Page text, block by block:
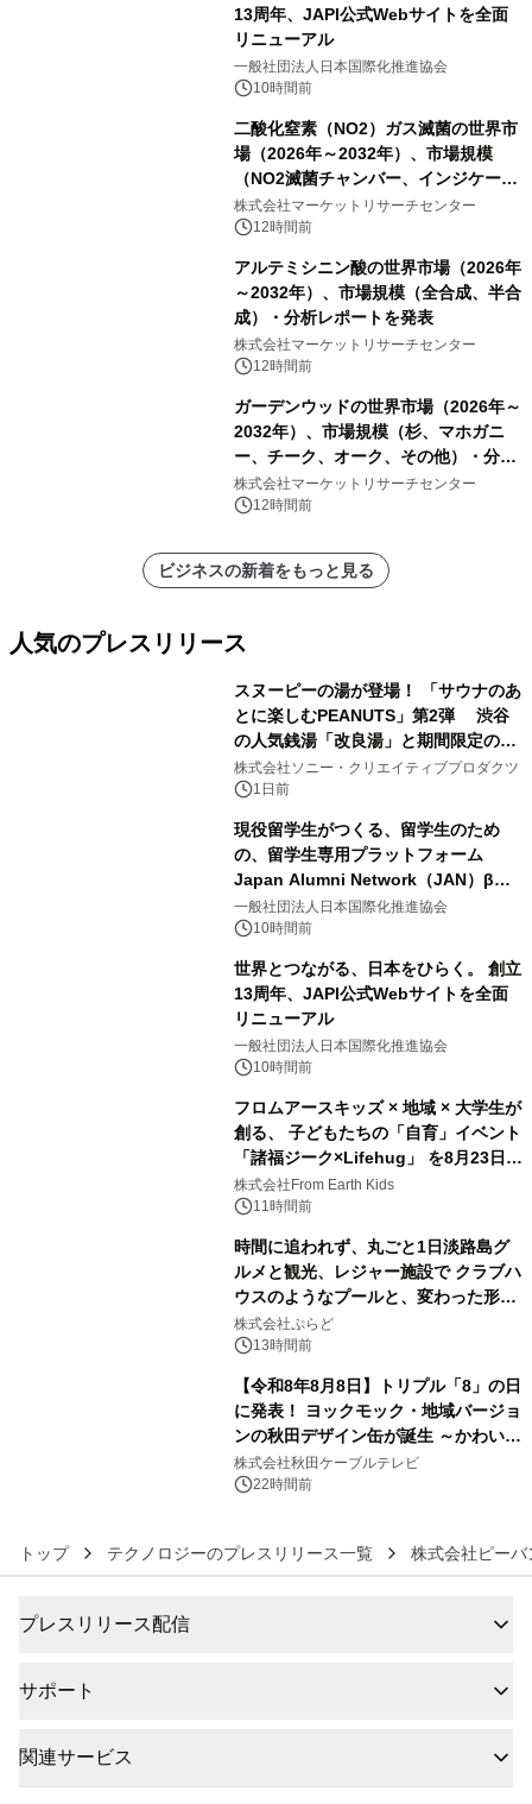
13周年、JAPI公式Webサイトを全面
リニューアル
一般社団法人日本国際化推進協会
10時間前
二酸化窒素（NO2）ガス滅菌の世界市
場（2026年～2032年）、市場規模
（NO2滅菌チャンバー、インジケータ
ーおよびモニタリングシステム、その
他）・分析レポートを発表
株式会社マーケットリサーチセンター
12時間前
アルテミシニン酸の世界市場（2026年
～2032年）、市場規模（全合成、半合
成）・分析レポートを発表
株式会社マーケットリサーチセンター
12時間前
ガーデンウッドの世界市場（2026年～
2032年）、市場規模（杉、マホガニ
ー、チーク、オーク、その他）・分析
レポートを発表
株式会社マーケットリサーチセンター
12時間前
ビジネスの新着をもっと見る
人気のプレスリリース
スヌーピーの湯が登場！ 「サウナのあ
とに楽しむPEANUTS」第2弾 渋谷
の人気銭湯「改良湯」と期間限定のコ
ラボレーション サウナイキタイコラ
ボグッズも発売決定！
株式会社ソニー・クリエイティブプロダクツ
1日前
現役留学生がつくる、留学生のため
の、留学生専用プラットフォーム
Japan Alumni Network（JAN）β版
をリリース
一般社団法人日本国際化推進協会
10時間前
世界とつながる、日本をひらく。 創立
13周年、JAPI公式Webサイトを全面
リニューアル
一般社団法人日本国際化推進協会
10時間前
フロムアースキッズ × 地域 × 大学生が
創る、 子どもたちの「自育」イベント
「諸福ジーク×Lifehug」 を8月23日
(日)開催
株式会社From Earth Kids
11時間前
時間に追われず、丸ごと1日淡路島グ
ルメと観光、レジャー施設で クラブハ
ウスのようなプールと、変わった形の
サウナも 「THE BOXY AWAJI」のお
得な素泊まり連泊プランで
株式会社ぷらど
13時間前
【令和8年8月8日】トリプル「8」の日
に発表！ ヨックモック・地域バージョ
ンの秋田デザイン缶が誕生 ～かわいい
秋田犬の子犬と秋田の四季と名所を巡
るパッケージ～ 9月1日(火)秋田県内で
株式会社秋田ケーブルテレビ
22時間前
トップ テクノロジーのプレスリリース一覧 株式会社ピー
プレスリリース配信
サポート
関連サービス